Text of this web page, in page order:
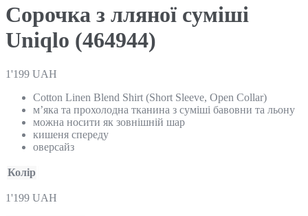
Сорочка з лляної суміші
Uniqlo (464944)
1'199 UAH
Cotton Linen Blend Shirt (Short Sleeve, Open Collar)
м’яка та прохолодна тканина з суміші бавовни та льону
можна носити як зовнішній шар
кишеня спереду
оверсайз
Колір
1'199 UAH